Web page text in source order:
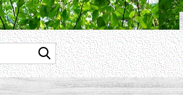
Suche...